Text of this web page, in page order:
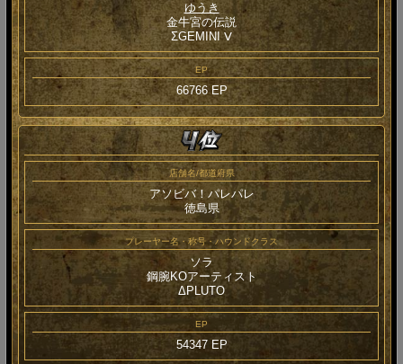
ゆうき
金牛宮の伝説
ΣGEMINI Ⅴ
EP
66766 EP
店舗名/都道府県
アソビバ！パレパレ
徳島県
プレーヤー名・称号・ハウンドクラス
ソラ
鋼腕KOアーティスト
ΔPLUTO
EP
54347 EP